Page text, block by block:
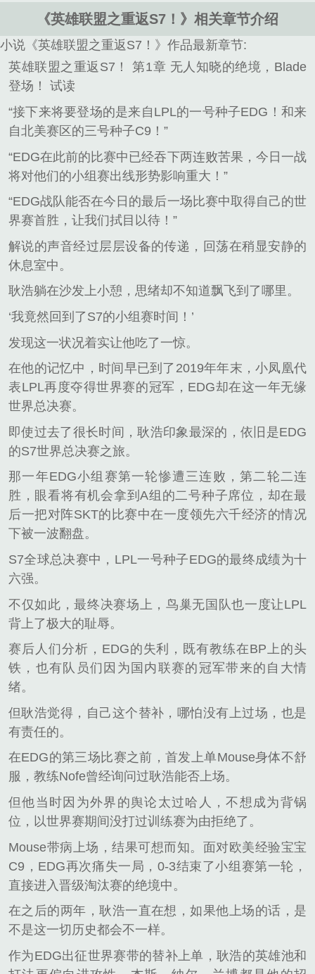
《英雄联盟之重返S7！》相关章节介绍
小说《英雄联盟之重返S7！》作品最新章节:
英雄联盟之重返S7！ 第1章 无人知晓的绝境，Blade
登场！ 试读
“接下来将要登场的是来自LPL的一号种子EDG！和来
自北美赛区的三号种子C9！”
“EDG在此前的比赛中已经吞下两连败苦果，今日一战
将对他们的小组赛出线形势影响重大！”
“EDG战队能否在今日的最后一场比赛中取得自己的世
界赛首胜，让我们拭目以待！”
解说的声音经过层层设备的传递，回荡在稍显安静的
休息室中。
耿浩躺在沙发上小憩，思绪却不知道飘飞到了哪里。
‘我竟然回到了S7的小组赛时间！’
发现这一状况着实让他吃了一惊。
在他的记忆中，时间早已到了2019年年末，小凤凰代
表LPL再度夺得世界赛的冠军，EDG却在这一年无缘
世界总决赛。
即使过去了很长时间，耿浩印象最深的，依旧是EDG
的S7世界总决赛之旅。
那一年EDG小组赛第一轮惨遭三连败，第二轮二连
胜，眼看将有机会拿到A组的二号种子席位，却在最
后一把对阵SKT的比赛中在一度领先六千经济的情况
下被一波翻盘。
S7全球总决赛中，LPL一号种子EDG的最终成绩为十
六强。
不仅如此，最终决赛场上，鸟巢无国队也一度让LPL
背上了极大的耻辱。
赛后人们分析，EDG的失利，既有教练在BP上的头
铁，也有队员们因为国内联赛的冠军带来的自大情
绪。
但耿浩觉得，自己这个替补，哪怕没有上过场，也是
有责任的。
在EDG的第三场比赛之前，首发上单Mouse身体不舒
服，教练Nofe曾经询问过耿浩能否上场。
但他当时因为外界的舆论太过哈人，不想成为背锅
位，以世界赛期间没打过训练赛为由拒绝了。
Mouse带病上场，结果可想而知。面对欧美经验宝宝
C9，EDG再次痛失一局，0-3结束了小组赛第一轮，
直接进入晋级淘汰赛的绝境中。
在之后的两年，耿浩一直在想，如果他上场的话，是
不是这一切历史都会不一样。
作为EDG出征世界赛带的替补上单，耿浩的英雄池和